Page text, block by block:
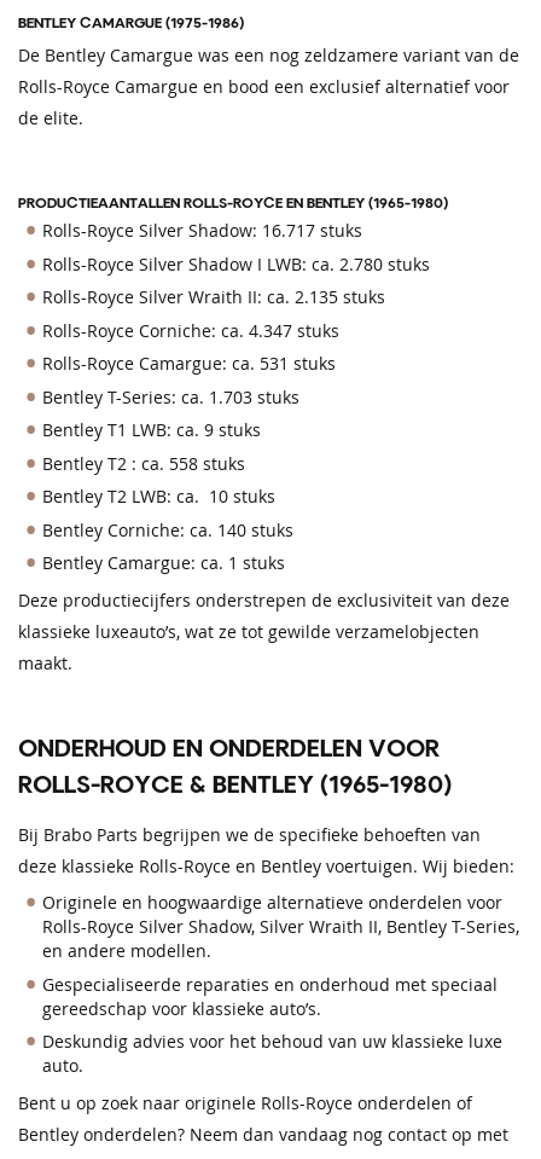
BENTLEY CAMARGUE (1975-1986)
De Bentley Camargue was een nog zeldzamere variant van de
Rolls-Royce Camargue en bood een exclusief alternatief voor
de elite.
PRODUCTIEAANTALLEN ROLLS-ROYCE EN BENTLEY (1965-1980)
Rolls-Royce Silver Shadow: 16.717 stuks
Rolls-Royce Silver Shadow I LWB: ca. 2.780 stuks
Rolls-Royce Silver Wraith II: ca. 2.135 stuks
Rolls-Royce Corniche: ca. 4.347 stuks
Rolls-Royce Camargue: ca. 531 stuks
Bentley T-Series: ca. 1.703 stuks
Bentley T1 LWB: ca. 9 stuks
Bentley T2 : ca. 558 stuks
Bentley T2 LWB: ca. 10 stuks
Bentley Corniche: ca. 140 stuks
Bentley Camargue: ca. 1 stuks
Deze productiecijfers onderstrepen de exclusiviteit van deze
klassieke luxeauto’s, wat ze tot gewilde verzamelobjecten
maakt.
ONDERHOUD EN ONDERDELEN VOOR
ROLLS-ROYCE & BENTLEY (1965-1980)
Bij Brabo Parts begrijpen we de specifieke behoeften van
deze klassieke Rolls-Royce en Bentley voertuigen. Wij bieden:
Originele en hoogwaardige alternatieve onderdelen voor
Rolls-Royce Silver Shadow, Silver Wraith II, Bentley T-Series,
en andere modellen.
Gespecialiseerde reparaties en onderhoud met speciaal
gereedschap voor klassieke auto’s.
Deskundig advies voor het behoud van uw klassieke luxe
auto.
Bent u op zoek naar originele Rolls-Royce onderdelen of
Bentley onderdelen? Neem dan vandaag nog contact op met